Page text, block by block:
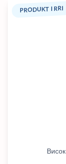
PRODUKT I RRI